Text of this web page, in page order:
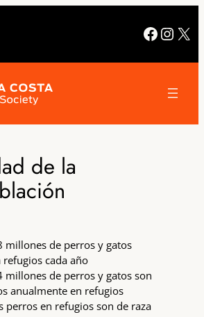
X
de la
millones de perros y gatos
refugios cada año
millones de perros y gatos son
anualmente en refugios
perros en refugios son de raza